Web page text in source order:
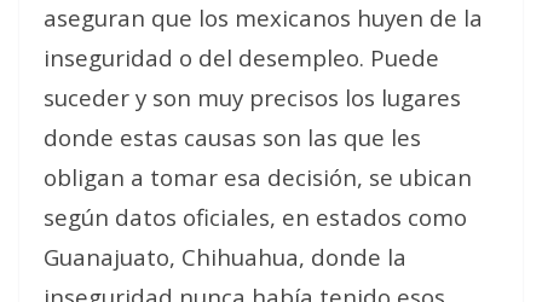
aseguran que los mexicanos huyen de la
inseguridad o del desempleo. Puede
suceder y son muy precisos los lugares
donde estas causas son las que les
obligan a tomar esa decisión, se ubican
según datos oficiales, en estados como
Guanajuato, Chihuahua, donde la